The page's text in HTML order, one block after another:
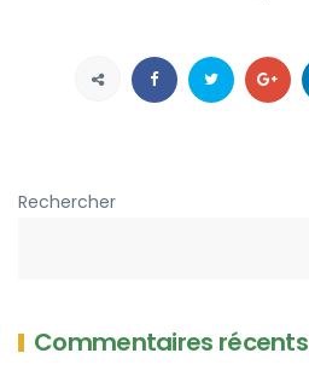
Rechercher
Commentaires récents